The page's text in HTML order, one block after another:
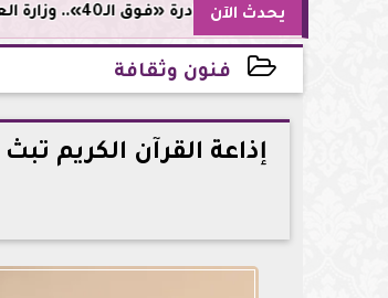
يحدث الآن
مبادرة «فوق الـ40».. وزارة العمل توفر فرص توظيف لأصحاب الخبرات
فنون وثقافة
2026-06-01 22:03:43
إذاعة القرآن الكريم